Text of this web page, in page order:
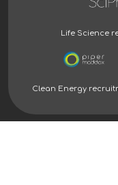
Life Science
Clean Energy